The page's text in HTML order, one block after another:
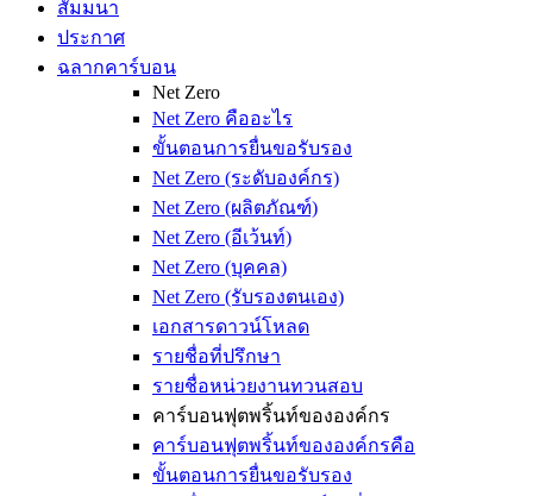
สัมมนา
ประกาศ
ฉลากคาร์บอน
Net Zero
Net Zero คืออะไร
ขั้นตอนการยื่นขอรับรอง
Net Zero (ระดับองค์กร)
Net Zero (ผลิตภัณฑ์)
Net Zero (อีเว้นท์)
Net Zero (บุคคล)
Net Zero (รับรองตนเอง)
เอกสารดาวน์โหลด
รายชื่อที่ปรึกษา
รายชื่อหน่วยงานทวนสอบ
คาร์บอนฟุตพริ้นท์ขององค์กร
คาร์บอนฟุตพริ้นท์ขององค์กรคือ
ขั้นตอนการยื่นขอรับรอง